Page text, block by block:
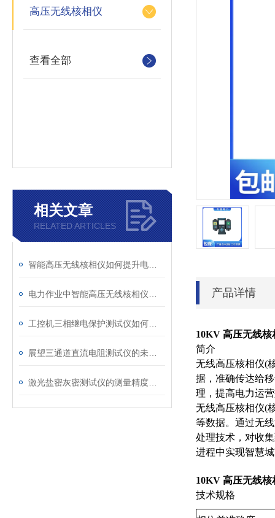
高压无线核相仪
查看全部
相关文章
RELATED ARTICLES
产品详情
10KV 高压无线核
简介
无线高压核相仪(
据，准确传达给
理，提高电力运
无线高压核相仪(
等数据。通过无
处理技术，对收
进程中实现智慧
10KV 高压无线核
技术规格